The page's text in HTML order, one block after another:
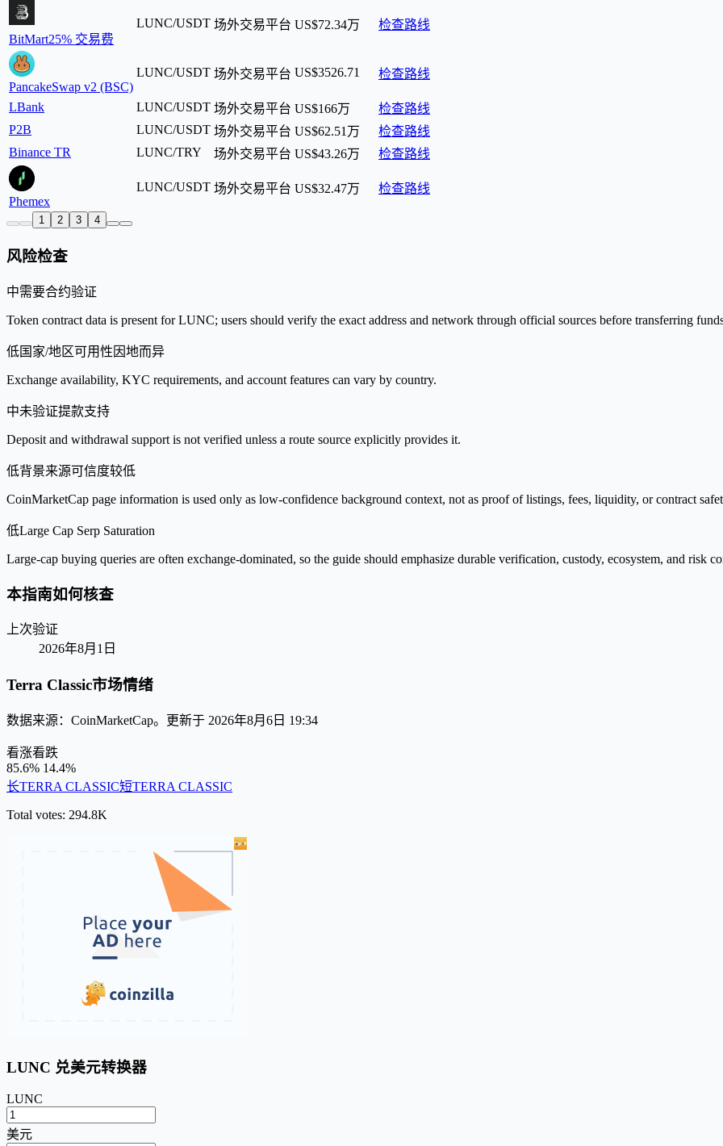
BitMart25% 交易费
LUNC/USDT 场外交易平台 US$72.34万 检查路线
PancakeSwap v2 (BSC)
LUNC/USDT 场外交易平台 US$3526.71 检查路线
LBank LUNC/USDT 场外交易平台 US$166万
检查路线
P2B
LUNC/USDT 场外交易平台 US$62.51万
检查路线
Binance TR
LUNC/TRY 场外交易平台 US$43.26万 检查路线
Phemex
LUNC/USDT 场外交易平台 US$32.47万 检查路线
1 2 3 4
风险检查
中需要合约验证
Token contract data is present for LUNC; users should verify the exact address and network through official sources before transferring
低国家/地区可用性因地而异
Exchange availability, KYC requirements, and account features can vary by country.
中未验证提款支持
Deposit and withdrawal support is not verified unless a route source explicitly provides it.
低背景来源可信度较低
CoinMarketCap page information is used only as low-confidence background context, not as proof of listings, fees, liquidity, or contract
低Large Cap Serp Saturation
Large-cap buying queries are often exchange-dominated, so the guide should emphasize durable verification, custody, ecosystem, and risk
本指南如何核查
上次验证
2026年8月1日
Terra Classic市场情绪
数据来源：CoinMarketCap。更新于 2026年8月6日 19:34
看涨看跌
85.6% 14.4%
长TERRA CLASSIC短TERRA CLASSIC
Total votes: 294.8K
LUNC 兑美元转换器
LUNC
美元